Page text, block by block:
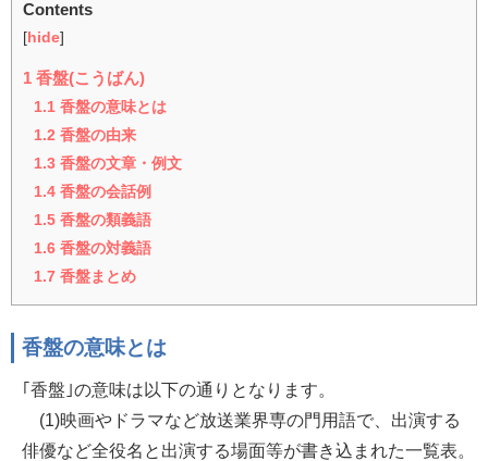
Contents
[ hide]
1 香盤(こうばん)
1.1 香盤の意味とは
1.2 香盤の由来
1.3 香盤の文章・例文
1.4 香盤の会話例
1.5 香盤の類義語
1.6 香盤の対義語
1.7 香盤まとめ
香盤の意味とは
｢香盤｣の意味は以下の通りとなります。
(1)映画やドラマなど放送業界専の門用語で、出演する
俳優など全役名と出演する場面等が書き込まれた一覧表。